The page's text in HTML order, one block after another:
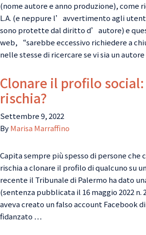
(nome autore e anno produzione), come
L.A. (e neppure l’avvertimento agli
sono protette dal diritto d’autore) e
web, “sarebbe eccessivo richiedere a
nelle stesse di ricercare se vi sia un
Clonare il profilo social:
rischia?
Settembre 9, 2022
ByMarisa Marraffino
Capita sempre più spesso di persone che
rischia a clonare il profilo di qualcuno su
recente il Tribunale di Palermo ha dato
(sentenza pubblicata il 16 maggio 2022 n.
aveva creato un falso account Facebook
fidanzato …